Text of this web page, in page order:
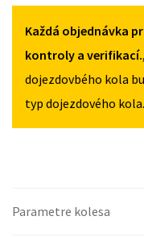
A
W177
OD
125/80R17
MNOŽSTVÍ
Každá objednávka
kontroly a verifikací.
dojezdovbého kola
typ dojezdového kola.
Parametre kolesa